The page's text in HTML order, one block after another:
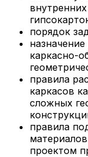
порядок
каркасно-
правила
каркасов
сложных
правила
проектом